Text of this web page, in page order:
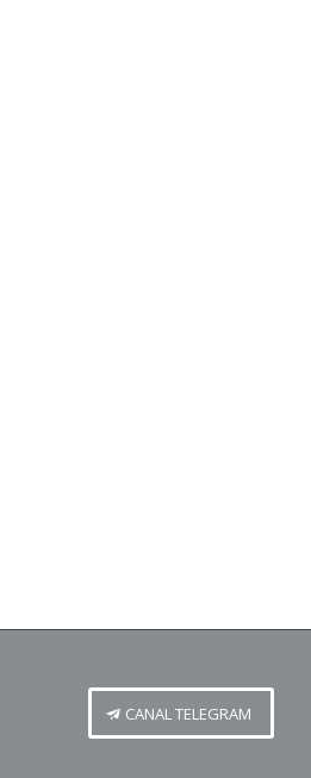
CANAL TELEGRAM